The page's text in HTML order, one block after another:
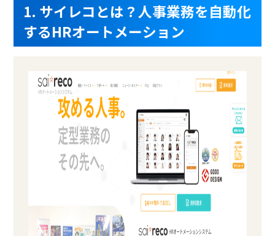
1. サイレコとは？人事業務を自動化
するHRオートメーション